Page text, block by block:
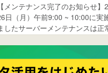
【メンテナンス完了のお知らせ】
日（月）午前9:00 ~ 10:00に実
したサーバーメンテナンスは正
ご覧ください。